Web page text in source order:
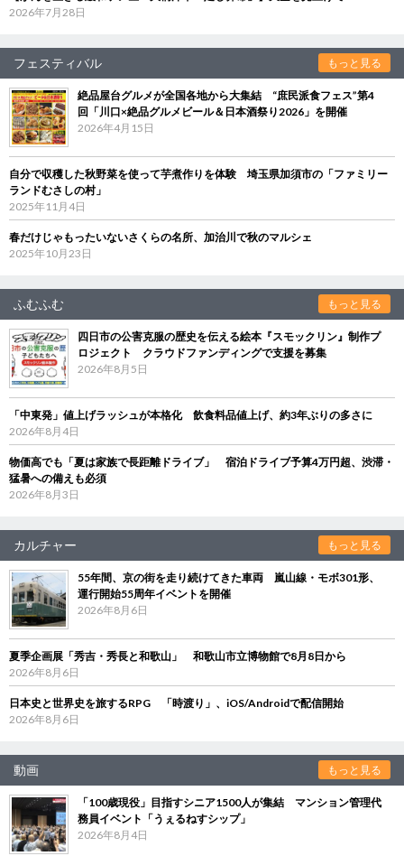
2026年7月28日
フェスティバル もっと見る
絶品屋台グルメが全国各地から大集結 “庶民派食フェス”第4
回「川口×絶品グルメビール＆日本酒祭り2026」を開催
2026年4月15日
自分で収穫した秋野菜を使って芋煮作りを体験 埼玉県加須市の「ファミリー
ランドむさしの村」
2025年11月4日
春だけじゃもったいないさくらの名所、加治川で秋のマルシェ
2025年10月23日
ふむふむ もっと見る
四日市の公害克服の歴史を伝える絵本『スモックリン』制作プ
ロジェクト クラウドファンディングで支援を募集
2026年8月5日
「中東発」値上げラッシュが本格化 飲食料品値上げ、約3年ぶりの多さに
2026年8月4日
物価高でも「夏は家族で長距離ドライブ」 宿泊ドライブ予算4万円超、渋滞・
猛暑への備えも必須
2026年8月3日
カルチャー もっと見る
55年間、京の街を走り続けてきた車両 嵐山線・モボ301形、
運行開始55周年イベントを開催
2026年8月6日
夏季企画展「秀吉・秀長と和歌山」 和歌山市立博物館で8月8日から
2026年8月6日
日本史と世界史を旅するRPG 「時渡り」、iOS/Androidで配信開始
2026年8月6日
動画 もっと見る
「100歳現役」目指すシニア1500人が集結 マンション管理代
務員イベント「うぇるねすシップ」
2026年8月4日